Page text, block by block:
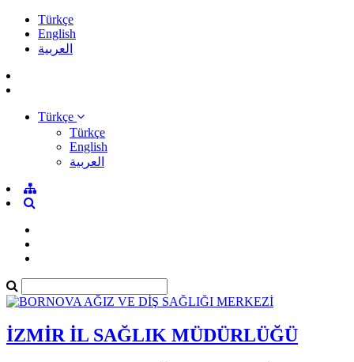
Türkçe
English
العربية
Türkçe
Türkçe
English
العربية
İZMİR İL SAĞLIK MÜDÜRLÜĞÜ